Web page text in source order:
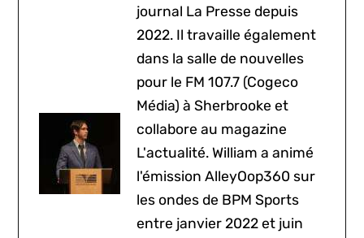
journal La Presse depuis
2022. Il travaille également
dans la salle de nouvelles
pour le FM 107.7 (Cogeco
Média) à Sherbrooke et
collabore au magazine
L'actualité. William a animé
l'émission AlleyOop360 sur
les ondes de BPM Sports
entre janvier 2022 et juin